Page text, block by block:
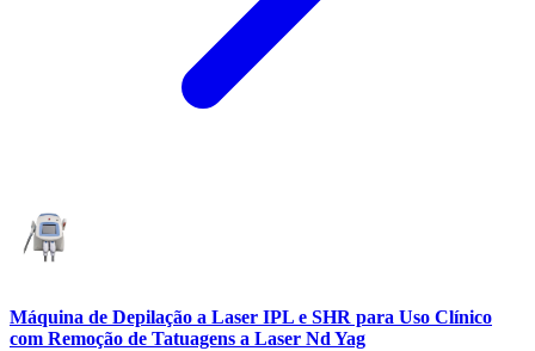
Máquina de Depilação a Laser IPL e SHR para Uso Clínico
com Remoção de Tatuagens a Laser Nd Yag